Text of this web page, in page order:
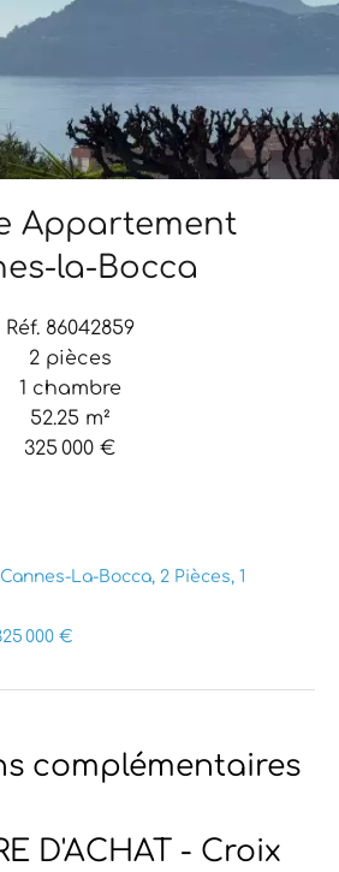
Appartement
la-Bocca
Réf. 86042859
2 pièces
1 chambre
52.25 m²
325 000 €
La-Bocca, 2 Pièces, 1
000 €
complémentaires
D'ACHAT - Croix